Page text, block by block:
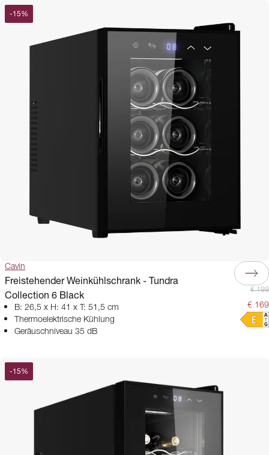
-15%
Cavin
Freistehender Weinkühlschrank - Tundra
Collection 6 Black
B: 26,5 x H: 41 x T: 51,5 cm
Thermoelektrische Kühlung
Geräuschniveau 35 dB
€ 199
€ 169
-15%